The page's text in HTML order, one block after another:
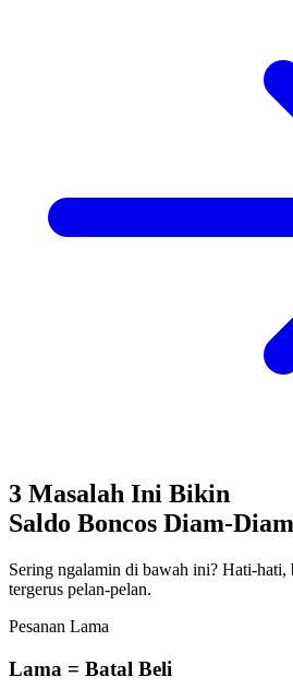
3 Masalah Ini Bikin
Saldo Boncos Diam-Diam
Sering ngalamin di bawah ini? Hati-hati,
tergerus pelan-pelan.
Pesanan Lama
Lama = Batal Beli